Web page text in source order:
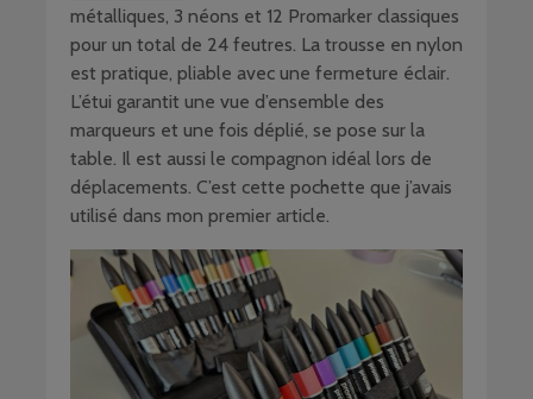
métalliques, 3 néons et 12 Promarker classiques
pour un total de 24 feutres. La trousse en nylon
est pratique, pliable avec une fermeture éclair.
L’étui garantit une vue d’ensemble des
marqueurs et une fois déplié, se pose sur la
table. Il est aussi le compagnon idéal lors de
déplacements. C’est cette pochette que j’avais
utilisé dans mon premier article.